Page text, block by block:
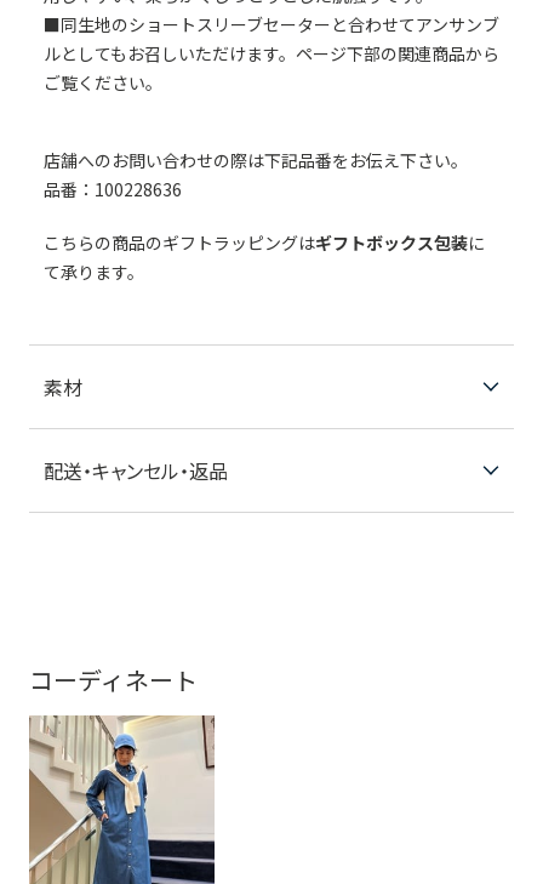
■同生地のショートスリーブセーターと合わせてアンサンブ
ルとしてもお召しいただけます。ページ下部の関連商品から
ご覧ください。
店舗へのお問い合わせの際は下記品番をお伝え下さい。
品番：100228636
こちらの商品のギフトラッピングはギフトボックス包装に
て承ります。
素材
配送・キャンセル・返品
コーディネート